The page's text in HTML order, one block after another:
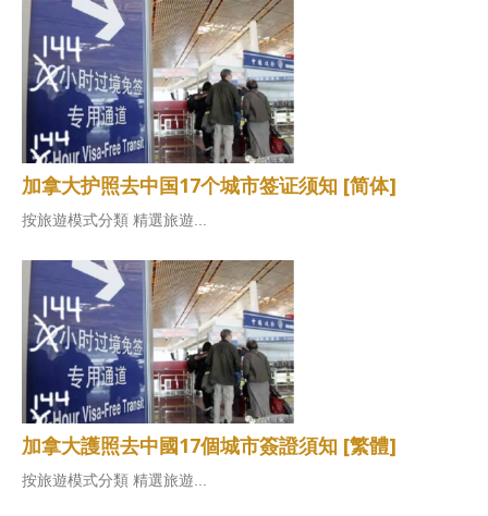
加拿大护照去中国17个城市签证须知 [简体]
按旅遊模式分類 精選旅遊...
加拿大護照去中國17個城市簽證須知 [繁體]
按旅遊模式分類 精選旅遊...